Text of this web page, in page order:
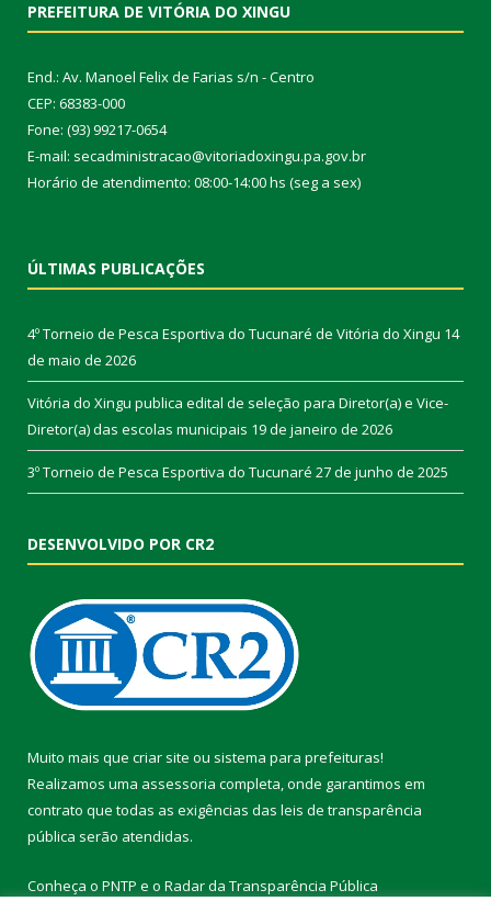
PREFEITURA DE VITÓRIA DO XINGU
End.: Av. Manoel Felix de Farias s/n - Centro
CEP: 68383-000
Fone: (93) 99217-0654
E-mail: secadministracao@vitoriadoxingu.pa.gov.br
Horário de atendimento: 08:00-14:00 hs (seg a sex)
ÚLTIMAS PUBLICAÇÕES
4º Torneio de Pesca Esportiva do Tucunaré de Vitória do Xingu 14
de maio de 2026
Vitória do Xingu publica edital de seleção para Diretor(a) e Vice-
Diretor(a) das escolas municipais 19 de janeiro de 2026
3º Torneio de Pesca Esportiva do Tucunaré 27 de junho de 2025
DESENVOLVIDO POR CR2
Muito mais que criar site ou sistema para prefeituras!
Realizamos uma assessoria completa, onde garantimos em
contrato que todas as exigências das leis de transparência
pública serão atendidas.
Conheça o PNTP e o Radar da Transparência Pública